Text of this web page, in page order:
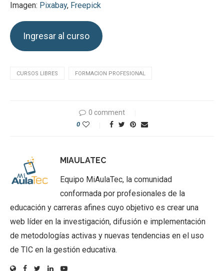
Imagen: Pixabay, Freepick
Ingresar al curso
CURSOS LIBRES FORMACION PROFESIONAL
0 comment
0
MIAULATEC
Equipo MiAulaTec, la comunidad
conformada por profesionales de la
educación y carreras afines cuyo objetivo es crear una
web líder en la investigación, difusión e implementación
de metodologías activas y nuevas tendencias en el uso
de TIC en la gestión educativa.